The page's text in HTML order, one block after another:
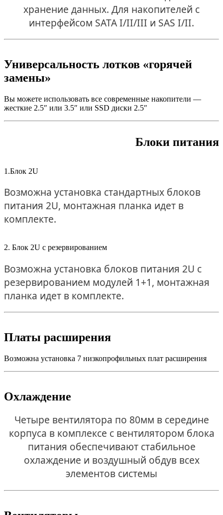
хранение данных. Для накопителей с
интерфейсом SATA I/II/III и SAS I/II.
Универсальность лотков «горячей
замены»
Вы можете использовать все современные накопители —
жесткие 2.5″ или 3.5″ или SSD диски 2.5″
Блоки питания
1.Блок 2U
Возможна установка стандартных блоков
питания 2U, монтажная планка идет в
комплекте.
2. Блок 2U с резервированием
Возможна установка блоков питания 2U с
резервированием модулей 1+1, монтажная
планка идет в комплекте.
Платы расширения
Возможна установка 7 низкопрофильных плат расширения
Охлаждение
Четыре вентилятора по 80мм в середине
корпуса в комплексе с вентилятором блока
питания обеспечивают стабильное
охлаждение и воздушный обдув всех
элементов системы